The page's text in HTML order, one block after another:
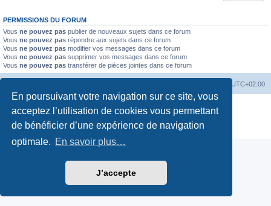
En poursuivant votre navigation sur ce site, vous
acceptez l’utilisation de cookies vous permettant
de bénéficier d’une expérience de navigation
optimale. En savoir plus…
J’accepte
PERMISSIONS DU FORUM
Vous ne pouvez pas publier de nouveaux sujets dans ce forum
Vous ne pouvez pas répondre aux sujets dans ce forum
Vous ne pouvez pas modifier vos messages dans ce forum
Vous ne pouvez pas supprimer vos messages dans ce forum
Vous ne pouvez pas transférer de pièces jointes dans ce forum
UTC+02:00
Traduction française officielle©Miles Cellar
Confidentialité|Conditions